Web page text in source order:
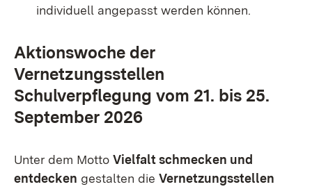
individuell angepasst werden können.
Aktionswoche der
Vernetzungsstellen
Schulverpflegung vom 21. bis 25.
September 2026
Unter dem Motto Vielfalt schmecken und
entdecken gestalten die Vernetzungsstellen